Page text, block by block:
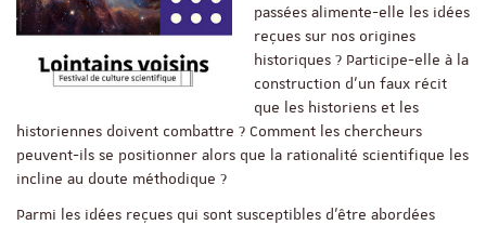
passées alimente-elle les idées
reçues sur nos origines
historiques ? Participe-elle à la
construction d’un faux récit
que les historiens et les
historiennes doivent combattre ? Comment les chercheurs
peuvent-ils se positionner alors que la rationalité scientifique les
incline au doute méthodique ?
Parmi les idées reçues qui sont susceptibles d'être abordées